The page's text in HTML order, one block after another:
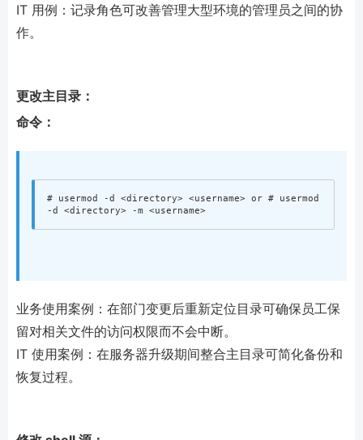
IT 用例：记录角色可改善管理大型环境的管理员之间的协
作。
更改主目录：
命令：
# usermod -d <directory> <username> or # usermod
业务使用案例：在部门变更后重新定位目录可确保员工保
留对相关文件的访问权限而不会中断。
IT 使用案例：在服务器升级期间整合主目录可简化备份和
恢复过程。